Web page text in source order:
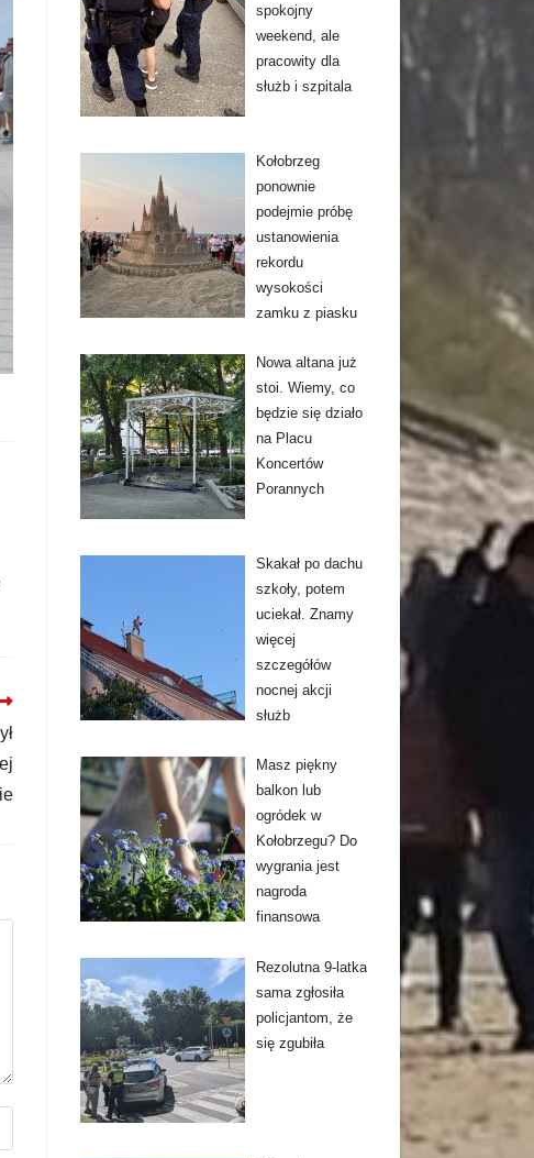
spokojny
weekend, ale
pracowity dla
służb i szpitala
Kołobrzeg
ponownie
podejmie próbę
ustanowienia
rekordu
wysokości
zamku z piasku
Nowa altana już
stoi. Wiemy, co
będzie się działo
na Placu
Koncertów
Porannych
Skakał po dachu
szkoły, potem
uciekał. Znamy
więcej
szczegółów
nocnej akcji
służb
Masz piękny
balkon lub
ogródek w
Kołobrzegu? Do
wygrania jest
nagroda
finansowa
Rezolutna 9-latka
sama zgłosiła
policjantom, że
się zgubiła